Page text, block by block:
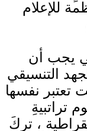
للإعلام
يجب أن
التنسيقي
تعتبر نفسها
تراتبيةِ
، تركَ